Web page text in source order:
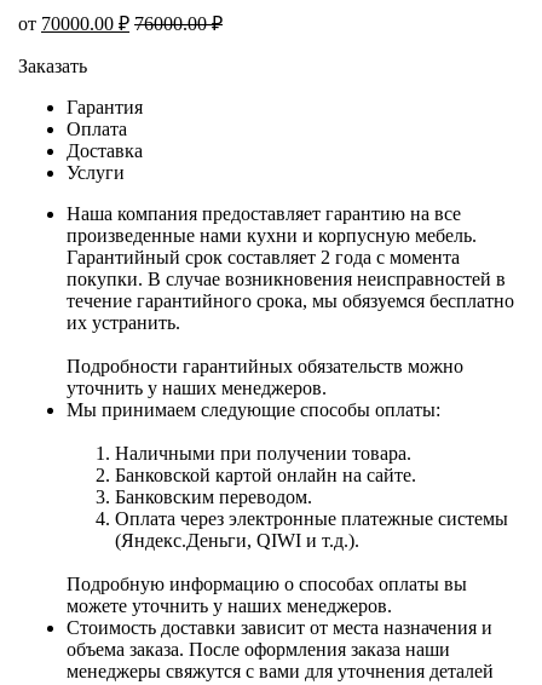
от 70000.00 ₽ 76000.00₽
Заказать
Гарантия
Оплата
Доставка
Услуги
Наша компания предоставляет гарантию на все
произведенные нами кухни и корпусную мебель.
Гарантийный срок составляет 2 года с момента
покупки. В случае возникновения неисправностей в
течение гарантийного срока, мы обязуемся бесплатно
их устранить.
Подробности гарантийных обязательств можно
уточнить у наших менеджеров.
Мы принимаем следующие способы оплаты:
Наличными при получении товара.
Банковской картой онлайн на сайте.
Банковским переводом.
Оплата через электронные платежные системы
(Яндекс.Деньги, QIWI и т.д.).
Подробную информацию о способах оплаты вы
можете уточнить у наших менеджеров.
Стоимость доставки зависит от места назначения и
объема заказа. После оформления заказа наши
менеджеры свяжутся с вами для уточнения деталей